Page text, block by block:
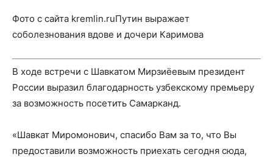
Фото с сайта kremlin.ruПутин выражает
соболезнования вдове и дочери Каримова
В ходе встречи с Шавкатом Мирзиёевым президент
России выразил благодарность узбекскому премьеру
за возможность посетить Самарканд.
«Шавкат Миромонович, спасибо Вам за то, что Вы
предоставили возможность приехать сегодня сюда,